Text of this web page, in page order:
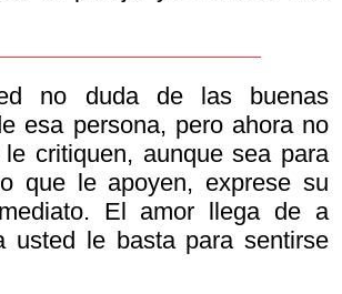
no duda de las buenas
esa persona, pero ahora no
critiquen, aunque sea para
que le apoyen, exprese su
El amor llega de a
usted le basta para sentirse